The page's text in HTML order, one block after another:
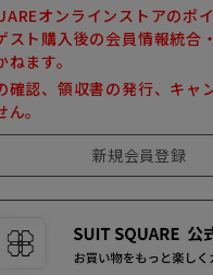
オンラインストアのポ
スト購入後の会員情報統合
ます。
認、領収書の発行、キャ
。